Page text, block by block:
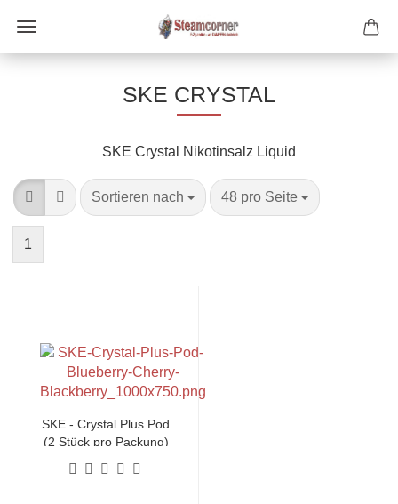
SKE CRYSTAL
SKE Crystal Nikotinsalz Liquid
Sortieren nach
Sortieren nach 48 pro Seite
pro Seite
1
SKE - Crystal Plus Pod
(2 Stück pro Packung)